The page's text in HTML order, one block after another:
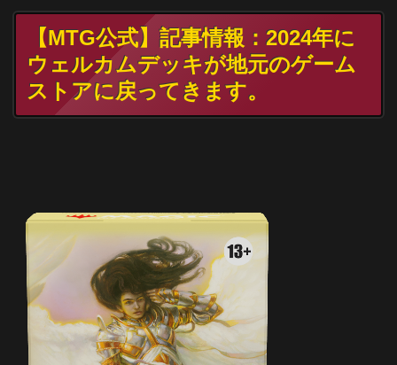
【MTG公式】記事情報：2024年に
ウェルカムデッキが地元のゲーム
ストアに戻ってきます。